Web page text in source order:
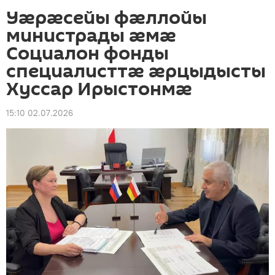
Уæрæсейы фæллойы
министрады æмæ
Социалон фонды
специалисттæ æрцыдысты
Хуссар Ирыстонмæ
15:10 02.07.2026